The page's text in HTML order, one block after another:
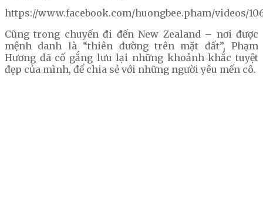
https://www.facebook.com/huongbee.pham/videos/
Cũng trong chuyến đi đến New Zealand – nơi được
mệnh danh là “thiên đường trên mặt đất”, Phạm
Hương đã cố gắng lưu lại những khoảnh khắc tuyệt
đẹp của mình, để chia sẻ với những người yêu mến cô.